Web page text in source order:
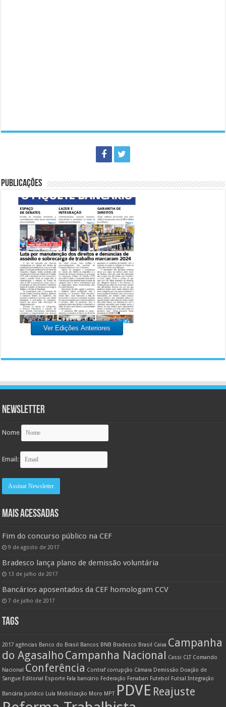
PUBLICAÇÕES
Ver Edições Anteriores
Newsletter
Nome
Email:
MAIS ACESSADAS
Fim do concurso público na CEF
9 de agosto de 2017
Bradesco lança plano de demissão voluntária
13 de julho de 2017
Bancários aposentados da CEF homologam CCV
7 de julho de 2017
TAGS
2017 agências Banco do Brasil Bancos BNB Bradesco Brasil Caixa Campanha
do Agasalho Campanha Nacional Cassi CLT Comando
Nacional
Conferência Contraf corrupção Câmara Demissão Doação de
Sangue Editorial Esporte Fala bancário Federação Fenaban Futebol Futsal Integração
Bancária Jurídico Lula Mobilização Moro MPT PDVE Reajuste